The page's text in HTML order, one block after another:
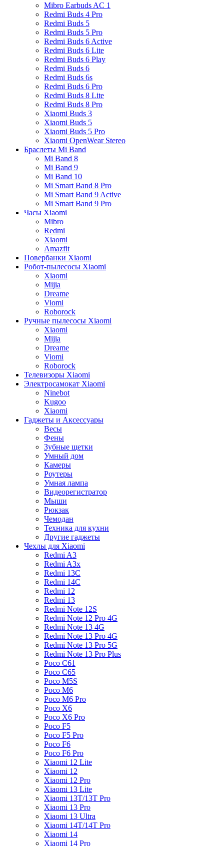
Mibro Earbuds AC 1
Redmi Buds 4 Pro
Redmi Buds 5
Redmi Buds 5 Pro
Redmi Buds 6 Active
Redmi Buds 6 Lite
Redmi Buds 6 Play
Redmi Buds 6
Redmi Buds 6s
Redmi Buds 6 Pro
Redmi Buds 8 Lite
Redmi Buds 8 Pro
Xiaomi Buds 3
Xiaomi Buds 5
Xiaomi Buds 5 Pro
Xiaomi OpenWear Stereo
Браслеты Mi Band
Mi Band 8
Mi Band 9
Mi Band 10
Mi Smart Band 8 Pro
Mi Smart Band 9 Active
Mi Smart Band 9 Pro
Часы Xiaomi
Mibro
Redmi
Xiaomi
Amazfit
Повербанки Xiaomi
Робот-пылесосы Xiaomi
Xiaomi
Mijia
Dreame
Viomi
Roborock
Ручные пылесосы Xiaomi
Xiaomi
Mijia
Dreame
Viomi
Roborock
Телевизоры Xiaomi
Электросамокат Xiaomi
Ninebot
Kugoo
Xiaomi
Гаджеты и Аксессуары
Весы
Фены
Зубные щетки
Умный дом
Камеры
Роутеры
Умная лампа
Видеорегистратор
Мыши
Рюкзак
Чемодан
Техника для кухни
Другие гаджеты
Чехлы для Xiaomi
Redmi A3
Redmi A3x
Redmi 13C
Redmi 14C
Redmi 12
Redmi 13
Redmi Note 12S
Redmi Note 12 Pro 4G
Redmi Note 13 4G
Redmi Note 13 Pro 4G
Redmi Note 13 Pro 5G
Redmi Note 13 Pro Plus
Poco C61
Poco C65
Poco M5S
Poco M6
Poco M6 Pro
Poco X6
Poco X6 Pro
Poco F5
Poco F5 Pro
Poco F6
Poco F6 Pro
Xiaomi 12 Lite
Xiaomi 12
Xiaomi 12 Pro
Xiaomi 13 Lite
Xiaomi 13T/13T Pro
Xiaomi 13 Pro
Xiaomi 13 Ultra
Xiaomi 14T/14T Pro
Xiaomi 14
Xiaomi 14 Pro